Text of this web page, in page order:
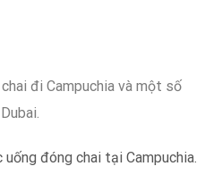
đi Campuchia và một số
uống đóng chai tại Campuchia.